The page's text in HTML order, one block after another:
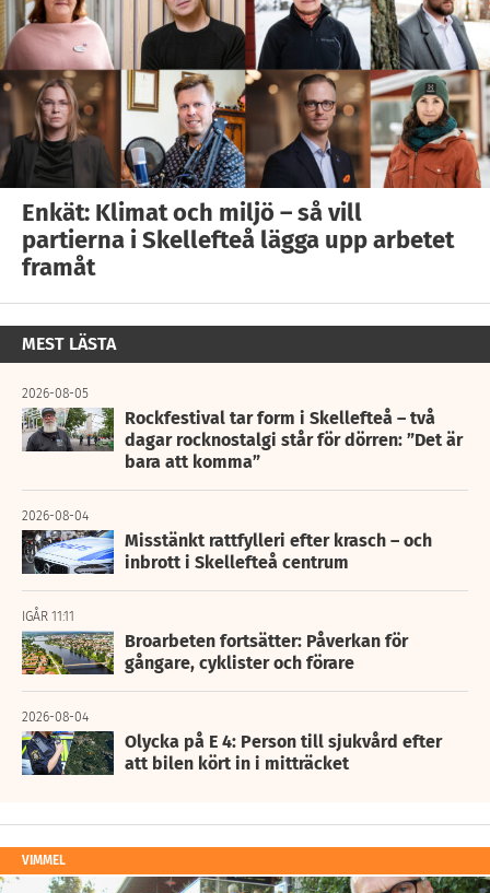
Enkät: Klimat och miljö – så vill
partierna i Skellefteå lägga upp arbetet
framåt
MEST LÄSTA
2026-08-05
Rockfestival tar form i Skellefteå – två
dagar rocknostalgi står för dörren: ”Det är
bara att komma”
2026-08-04
Misstänkt rattfylleri efter krasch – och
inbrott i Skellefteå centrum
IGÅR 11:11
Broarbeten fortsätter: Påverkan för
gångare, cyklister och förare
2026-08-04
Olycka på E 4: Person till sjukvård efter
att bilen kört in i mitträcket
VIMMEL